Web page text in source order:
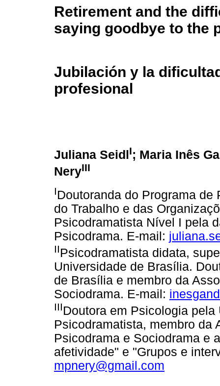
Retirement and the
saying goodbye to the
Jubilación y la
profesional
Juliana Seidl I; Maria Inês
NeryIII
IDoutoranda do Programa
do Trabalho e das
Psicodramatista Nível I pela
Psicodrama. E-mail:
IIPsicodramatista didata,
Universidade de Brasília.
de Brasília e membro da
Sociodrama. E-mail:
IIIDoutora em Psicologia
Psicodramatista, membro da
Psicodrama e Sociodrama e
afetividade" e "Grupos e
mpnery@gmail.com